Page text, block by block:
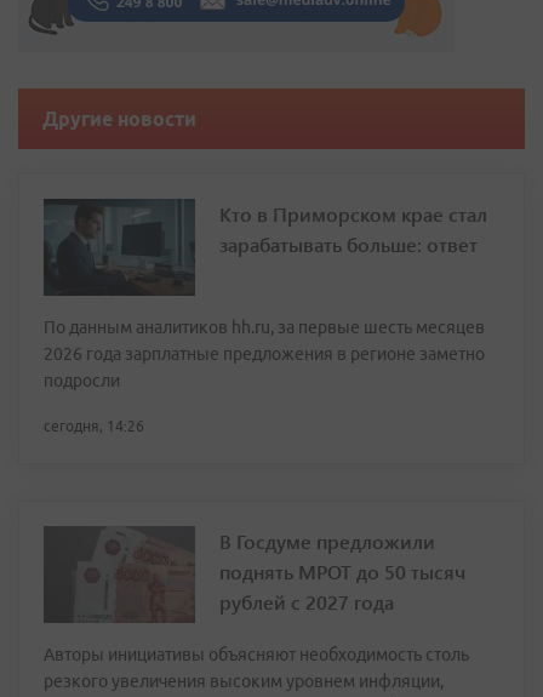
Другие новости
Кто в Приморском крае стал
зарабатывать больше: ответ
По данным аналитиков hh.ru, за первые шесть месяцев
2026 года зарплатные предложения в регионе заметно
подросли
сегодня, 14:26
В Госдуме предложили
поднять МРОТ до 50 тысяч
рублей с 2027 года
Авторы инициативы объясняют необходимость столь
резкого увеличения высоким уровнем инфляции,